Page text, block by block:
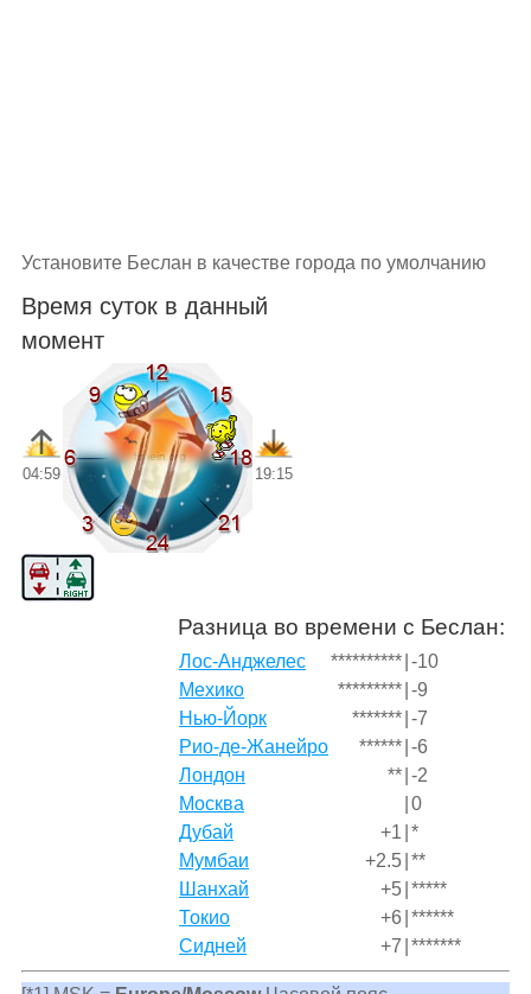
Установите Беслан в качестве города по умолчанию
Время суток в данный
момент
04:59 19:15
Разница во времени с Беслан:
Лос-Анджелес ********** -10
Мехико
********* -9
Нью-Йорк
******* -7
Рио-де-Жанейро
****** -6
Лондон
** -2
Москва
0
Дубай
+1 *
Мумбаи
+2.5 **
Шанхай
+5 *****
Токио
+6 ******
Сидней
+7 *******